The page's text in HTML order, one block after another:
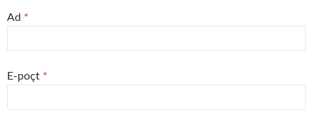
Ad *
E-poçt *